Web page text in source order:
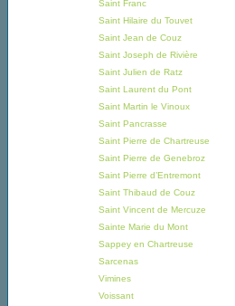
Saint Franc
Saint Hilaire du Touvet
Saint Jean de Couz
Saint Joseph de Rivière
Saint Julien de Ratz
Saint Laurent du Pont
Saint Martin le Vinoux
Saint Pancrasse
Saint Pierre de Chartreuse
Saint Pierre de Genebroz
Saint Pierre d’Entremont
Saint Thibaud de Couz
Saint Vincent de Mercuze
Sainte Marie du Mont
Sappey en Chartreuse
Sarcenas
Vimines
Voissant